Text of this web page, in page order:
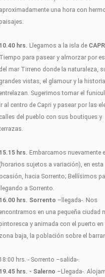
aproximadamente una hora con
paisajes.
10.40 hrs. Llegamos a la isla de CAPRI
Tiempo para pasear y almorzar por
del mar Tirreno donde la naturaleza,
grandes vistas, el glamour y la
entrelazan. Sugerimos tomar el
ir al centro de Capri y pasear por las
calles del pueblo con sus boutiques y
15.15 hrs. Embarcamos nuevamente
(horarios sujetos a variación), en esta
ocasión, hacia Sorrento; Bellísimos
llegando a Sorrento.
16.00 hrs. Sorrento –llegada-. Nos
encontramos en una pequeña ciudad
pintoresca y animada con el puerto en
zona baja, la población sobre el
18:00 hrs. - Sorrento –salida-.
19.45 hrs. - Salerno –Llegada-.